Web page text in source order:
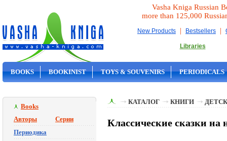
Vasha Kniga Russian
more than 125,000
New Products | Bestsellers |
Libraries
BOOKS BOOKINIST TOYS & SOUVENIRS PERIODICALS
Books
Авторы
Серии
Периодика
КАТАЛОГ КНИГИ
Классические сказки на